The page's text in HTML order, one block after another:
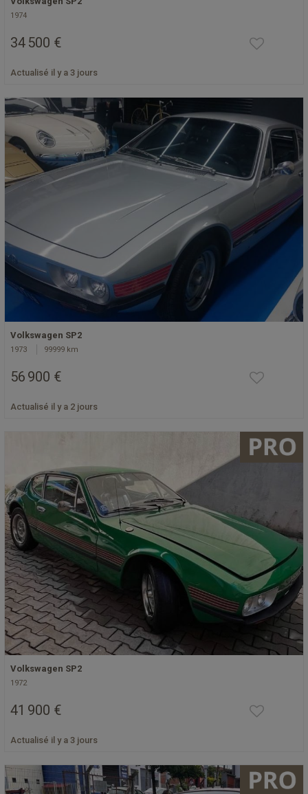
1974
34 500 €
Actualisé il y a 3 jours
Volkswagen SP2
1973 99999 km
56 900 €
Actualisé il y a 2 jours
Volkswagen SP2
1972
41 900 €
Actualisé il y a 3 jours